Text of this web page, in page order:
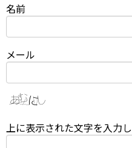
名前
メール
上に表示された文字を入力